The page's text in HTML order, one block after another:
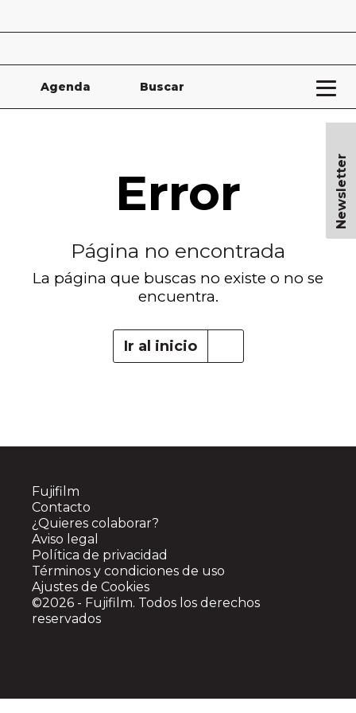
Agenda Buscar
Error
Página no encontrada
La página que buscas no existe o no se
encuentra.
Ir al inicio
Newsletter
Fujifilm
Contacto
¿Quieres colaborar?
Aviso legal
Política de privacidad
Términos y condiciones de uso
Ajustes de Cookies
©2026 - Fujifilm. Todos los derechos
reservados